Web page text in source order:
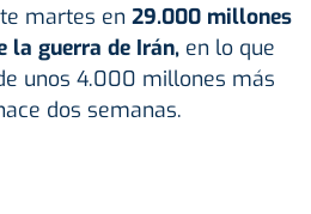
martes en 29.000 millones
la guerra de Irán, en lo que
unos 4.000 millones más
dos semanas.